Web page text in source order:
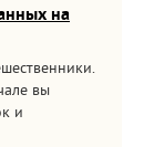
на
вы
и